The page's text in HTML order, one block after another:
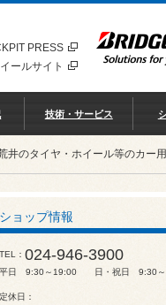
PRESS
ールサイト
技術・サービス
のタイヤ・ホイール等のカー用
ショップ情報
TEL 024-946-3900
平日 9:30～19:00 日・祝日 9:30～
定休日